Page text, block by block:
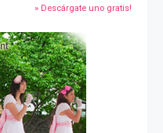
» Descárgate uno gratis!